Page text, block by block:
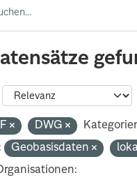
DWG
Geobasisdaten